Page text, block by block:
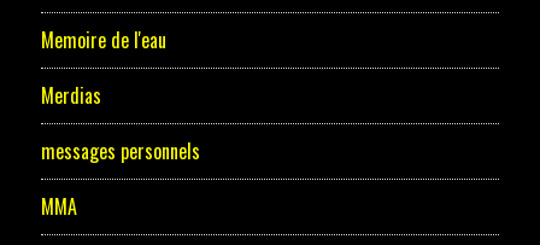
Memoire de l'eau
Merdias
messages personnels
MMA